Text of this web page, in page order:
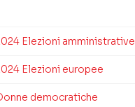
Elezioni amministrative
Elezioni europee
democratiche